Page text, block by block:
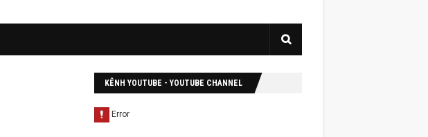
KÊNH YOUTUBE - YOUTUBE CHANNEL